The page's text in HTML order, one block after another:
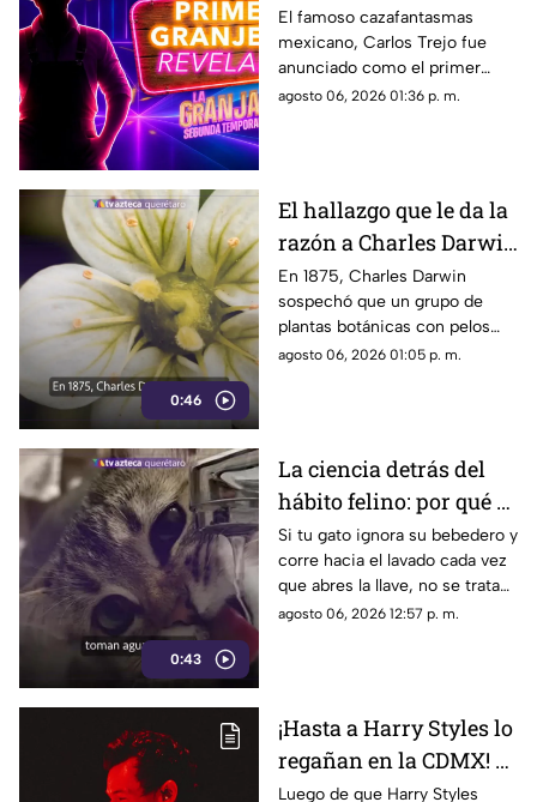
confirmado para la
segunda temporada de
'La Granja VIP’
El famoso cazafantasmas
mexicano, Carlos Trejo fue
anunciado como el primer
granjero oficial del reality show
agosto 06, 2026 01:36 p. m.
0:46
El hallazgo que le da la
razón a Charles Darwin
siglo y medio más
tarde: hallan rara
planta carnívora
En 1875, Charles Darwin
sospechó que un grupo de
plantas botánicas con pelos
pegajosos alimentaba su
agosto 06, 2026 01:05 p. m.
0:43
La ciencia detrás del
hábito felino: por qué el
agua en movimiento
del grifo es irresistible
para los gatos
Si tu gato ignora su bebedero y
corre hacia el lavado cada vez
que abres la llave, no se trata
de un capricho
agosto 06, 2026 12:57 p. m.
¡Hasta a Harry Styles lo
regañan en la CDMX! El
Metrobús aprovechó
Luego de que Harry Styles